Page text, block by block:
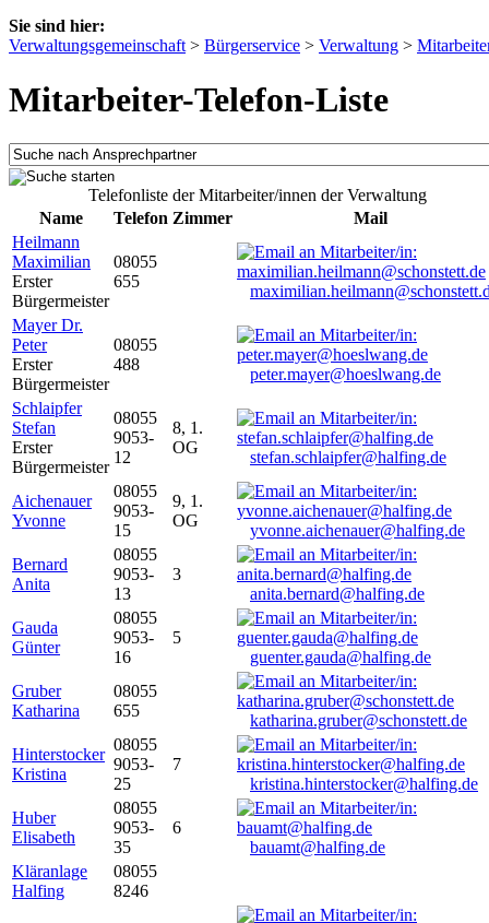
Sie sind hier:
Verwaltungsgemeinschaft > Bürgerservice > Verwaltung >
Mitarbeiter-Telefon-Liste
Telefonliste der Mitarbeiter/innen der Verwaltung
Name
Telefon Zimmer
Mail
Heilmann
Maximilian
Erster
Bürgermeister
08055
655
Mayer Dr.
Peter
Erster
Bürgermeister
08055
488
peter.mayer@hoeslwang.de
Schlaipfer
Stefan
Erster
Bürgermeister
08055
9053-
12
8, 1.
OG
stefan.schlaipfer@halfing.de
Aichenauer
Yvonne
08055
9053-
15
9, 1.
OG
yvonne.aichenauer@halfing.de
Bernard
Anita
08055
9053-
13
3
anita.bernard@halfing.de
Gauda
Günter
08055
9053-
16
5
guenter.gauda@halfing.de
Gruber
Katharina
08055
655
katharina.gruber@schonstett.de
Hinterstocker
Kristina
08055
9053-
25
7
kristina.hinterstocker@halfing.de
Huber
Elisabeth
08055
9053-
35
6
bauamt@halfing.de
Kläranlage
Halfing
08055
8246